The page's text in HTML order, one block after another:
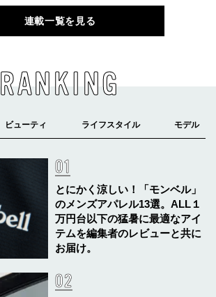
連載一覧を見る
RANKING
とにかく涼しい！「モンベル」
のメンズアパレル13選。ALL１
万円台以下の猛暑に最適なアイ
テムを編集者のレビューと共に
お届け。